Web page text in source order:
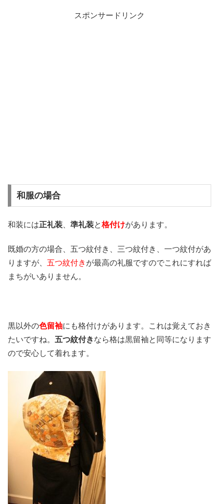
スポンサードリンク
和服の場合
和装には正礼装 準礼装と格付けがあります。
既婚の方の場合、五つ紋付き、三つ紋付き、一つ紋付があ
りますが、 五つ紋付き が最高の礼服ですのでこれにすれば
まちがいありません。
黒以外の色留袖にも格付けがあります。これは覚えておき
たいですね。 五つ紋付きなら格は黒留袖と同等になります
ので安心して着れます。